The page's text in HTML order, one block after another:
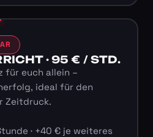
· 95 € / STD.
für euch allein –
ideal für den
Zeitdruck.
· +40 € je weiteres